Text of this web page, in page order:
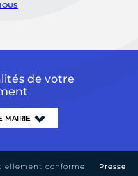
de votre
conforme Presse